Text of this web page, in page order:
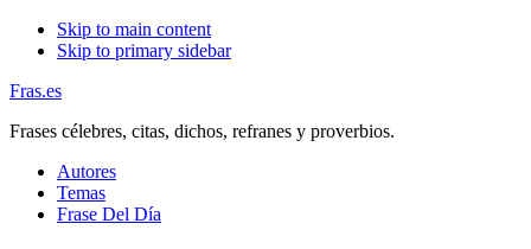
Skip to main content
Skip to primary sidebar
Fras.es
Frases célebres, citas, dichos, refranes y proverbios.
Autores
Temas
Frase Del Día